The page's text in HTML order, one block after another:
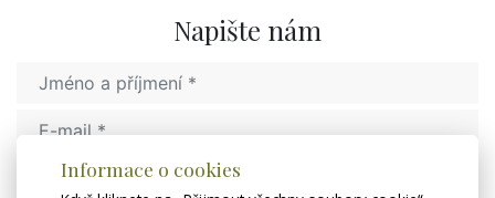
Informace o cookies
Napište nám